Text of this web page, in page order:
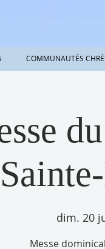
COMMUNAUTÉS
dim. 20
Messe